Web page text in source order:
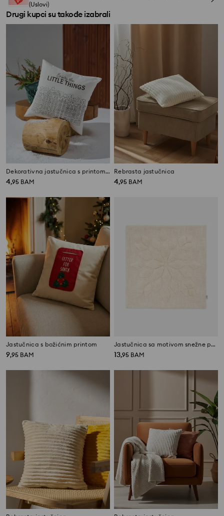
(Uslovi)
Drugi kupci su takođe izabrali
Dekorativna jastučnica s printom kuća i natpisom
4,95 BAM
Rebrasta jastučnica
4,95 BAM
Jastučnica s božićnim printom
9,95 BAM
Jastučnica sa motivom snežne pahulje
13,95 BAM